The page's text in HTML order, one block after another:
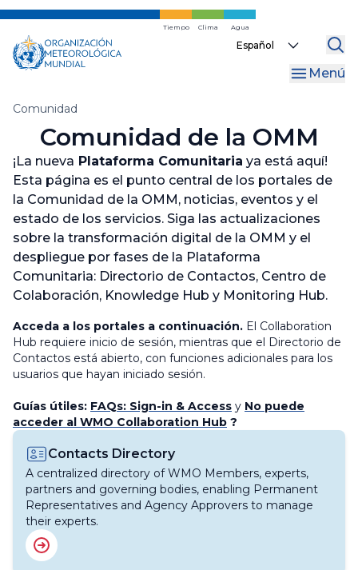
Ir
contenido
principal
Tiempo Clima Agua
Select
Menú
Migas
pan
Comunidad
Comunidad de la OMM
¡La nueva Plataforma Comunitaria ya está aquí!
Esta página es el punto central de los portales de
la Comunidad de la OMM, noticias, eventos y el
estado de los servicios. Siga las actualizaciones
sobre la transformación digital de la OMM y el
despliegue por fases de la Plataforma
Comunitaria: Directorio de Contactos, Centro de
Colaboración, Knowledge Hub y Monitoring Hub.
Acceda a los portales a continuación. El Collaboration
Hub requiere inicio de sesión, mientras que el Directorio de
Contactos está abierto, con funciones adicionales para los
usuarios que hayan iniciado sesión.
Guías útiles: FAQs: Sign-in & Access y No puede
acceder al WMO Collaboration Hub ?
ImageContacts Directory
A centralized directory of WMO Members, experts,
partners and governing bodies, enabling Permanent
Representatives and Agency Approvers to manage
their experts.